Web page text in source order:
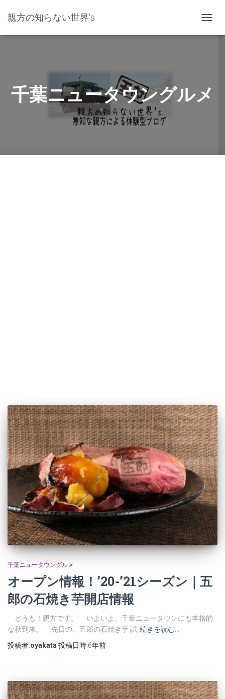
親方の知らない世界's
ビ
を
千葉ニュータウングルメ
千葉ニュータウングルメ
オープン情報！’20-’21シーズン｜五
郎の石焼き芋開店情報
どうも！親方です。 いよいよ、千葉ニュータウンにも本格的
な秋到来。 先日の、五郎の石焼き芋 試 続きを読む…
投稿者:oyakata 投稿日時:6年前